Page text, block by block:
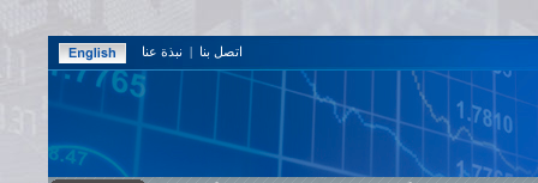
اتصل بنا | نبذة عنا